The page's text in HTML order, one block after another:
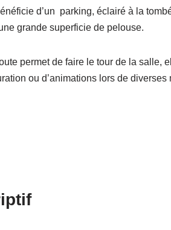
d’un parking, éclairé à la
grande superficie de pelouse.
permet de faire le tour de la salle,
ou d’animations lors de diverses